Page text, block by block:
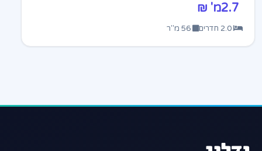
2.7מ' ₪